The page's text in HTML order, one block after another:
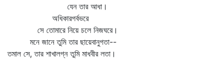
যেন তার আধা।
অধিকারগর্বভরে
সে তোমারে নিয়ে চলে নিজঘরে।
মনে জানে তুমি তার ছায়েবানুগতা--
তমাল সে, তার শাখালগ্ন তুমি মাধবীর লতা।